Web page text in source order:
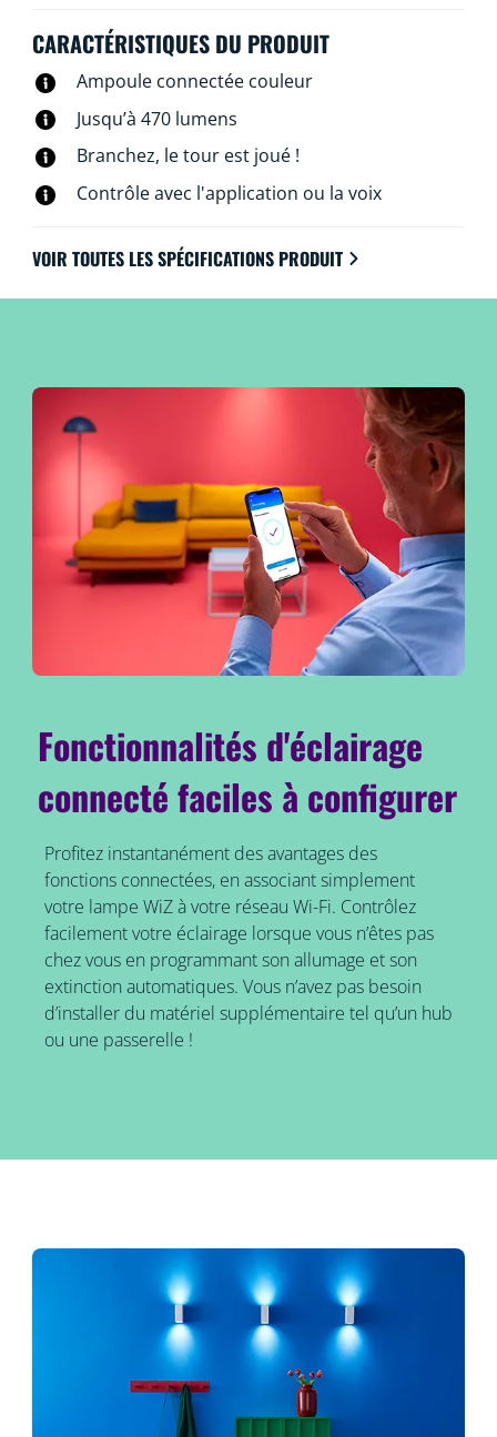
en économisant l’énergie grâce à la technologie LED. Et
bien sûr, vous pouvez les contrôler via votre réseau Wi-
Fi et l’application WiZ, la télécommande WiZ associée
ou à la voix.
CARACTÉRISTIQUES DU PRODUIT
Ampoule connectée couleur
Jusqu’à 470 lumens
Branchez, le tour est joué !
Contrôle avec l'application ou la voix
VOIR TOUTES LES SPÉCIFICATIONS PRODUIT
Fonctionnalités d'éclairage
connecté faciles à configurer
Profitez instantanément des avantages des
fonctions connectées, en associant simplement
votre lampe WiZ à votre réseau Wi-Fi. Contrôlez
facilement votre éclairage lorsque vous n’êtes pas
chez vous en programmant son allumage et son
extinction automatiques. Vous n’avez pas besoin
d’installer du matériel supplémentaire tel qu’un hub
ou une passerelle !